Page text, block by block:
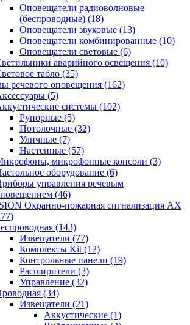
Оповещатели радиоволновые
(беспроводные) (18)
Оповещатели звуковые (13)
Оповещатели комбинированные (10)
Оповещатели световые (6)
аварийного освещения (10)
табло (35)
речевого оповещения (162)
(5)
системы (102)
Рупорные (5)
Потолочные (32)
Уличные (7)
Настенные (57)
микрофонные консоли (3)
оборудование (6)
управления речевым
(46)
Охранно-пожарная сигнализация AX
(143)
Извещатели (77)
Комплекты Kit (12)
Контрольные панели (19)
Расширители (3)
Управление (32)
(34)
Извещатели (21)
Аккустические (1)